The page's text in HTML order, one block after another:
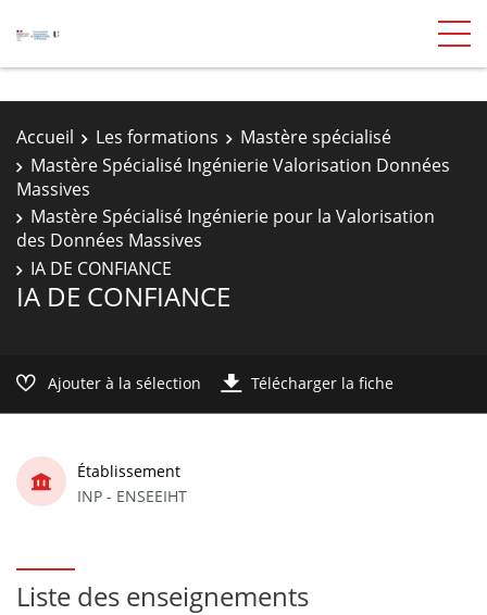
Accueil Les formations
Mastère spécialisé
Mastère Spécialisé Ingénierie Valorisation Données
Massives
Mastère Spécialisé Ingénierie pour la Valorisation
des Données Massives
IA DE CONFIANCE
IA DE CONFIANCE
Ajouter à la sélection Télécharger la fiche
Établissement
INP - ENSEEIHT
Liste des enseignements